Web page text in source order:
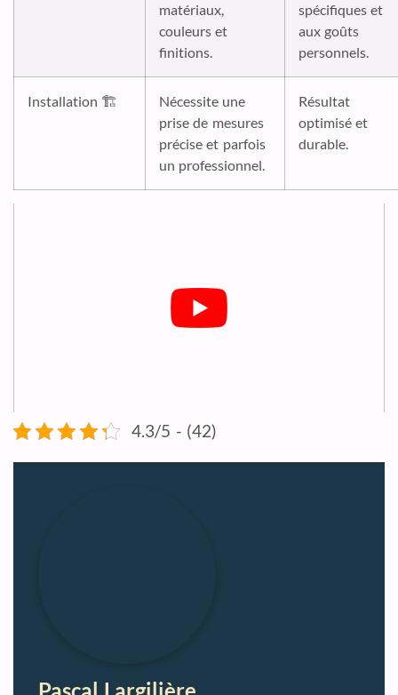
matériaux,
couleurs et
finitions.
spécifiques et
aux goûts
personnels.
Installation 🏗️
Nécessite une
prise de mesures
précise et parfois
un professionnel.
Résultat
optimisé et
durable.
4.3/5 - (42)